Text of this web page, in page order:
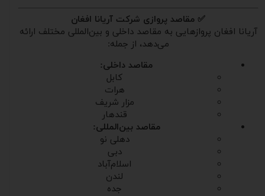
✅ مقاصد پروازی شرکت آریانا افغان
آریانا افغان پروازهایی به مقاصد داخلی و بین‌المللی مختلف ارائه
می‌دهد، از جمله:
مقاصد داخلی:
کابل
هرات
مزار شریف
قندهار
مقاصد بین‌المللی:
دهلی نو
دبی
اسلام‌آباد
لندن
جده